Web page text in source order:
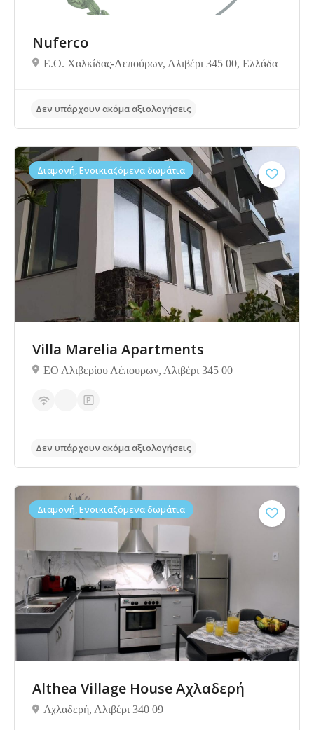
Nuferco
Ε.Ο. Χαλκίδας-Λεπούρων, Αλιβέρι 345 00, Ελλάδα
Δεν υπάρχουν ακόμα αξιολογήσεις
Διαμονή, Ενοικιαζόμενα δωμάτια
Villa Μarelia Apartments
ΕΟ Αλιβερίου Λέπουρων, Αλιβέρι 345 00
Δεν υπάρχουν ακόμα αξιολογήσεις
Διαμονή, Ενοικιαζόμενα δωμάτια
Althea Village House Αχλαδερή
Αχλαδερή, Αλιβέρι 340 09